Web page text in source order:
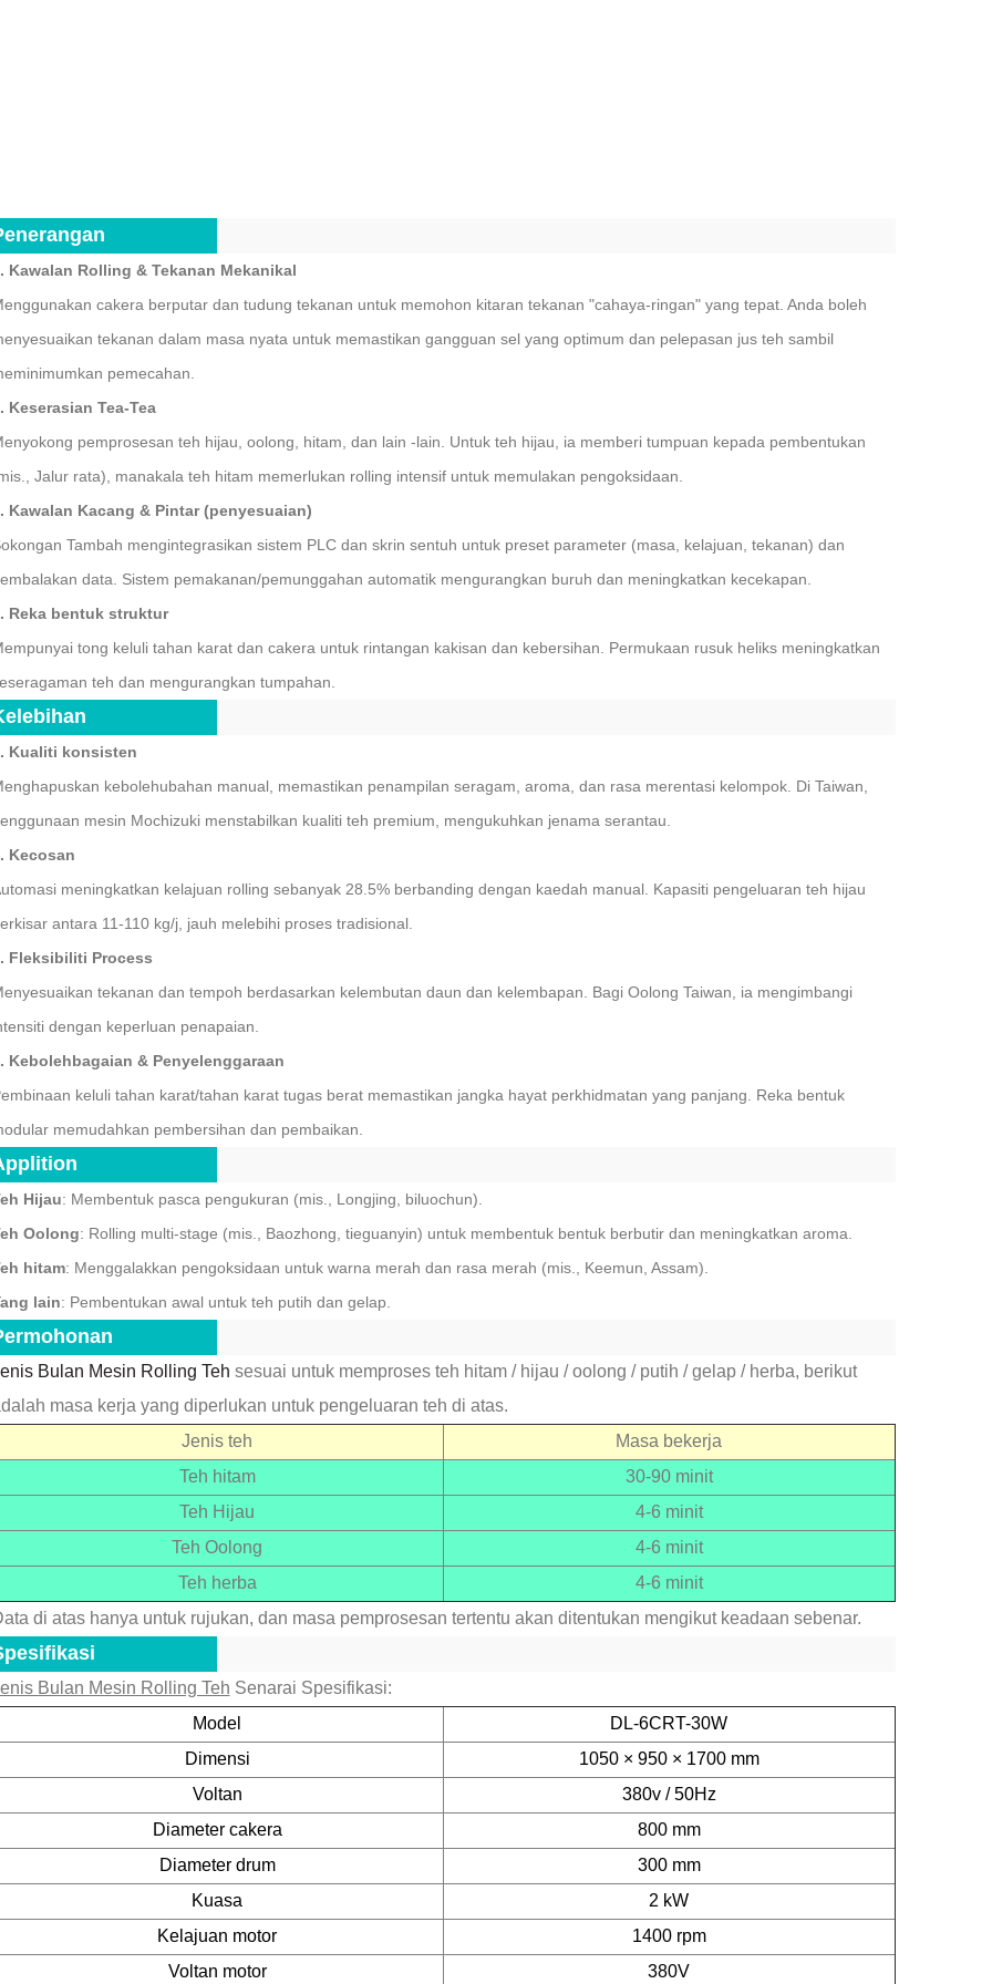
2026-08-04 16:16:30
Kawalan Rolling & Tekanan Mekanikal
cakera berputar dan tudung tekanan untuk memohon kitaran tekanan "cahaya-ringan" yang tepat. Anda boleh
tekanan dalam masa nyata untuk memastikan gangguan sel yang optimum dan pelepasan jus teh sambil
pemecahan.
Keserasian Tea-Tea
pemprosesan teh hijau, oolong, hitam, dan lain -lain. Untuk teh hijau, ia memberi tumpuan kepada pembentukan
Jalur rata), manakala teh hitam memerlukan rolling intensif untuk memulakan pengoksidaan.
Kawalan Kacang & Pintar (penyesuaian)
Tambah mengintegrasikan sistem PLC dan skrin sentuh untuk preset parameter (masa, kelajuan, tekanan) dan
data. Sistem pemakanan/pemunggahan automatik mengurangkan buruh dan meningkatkan kecekapan.
Reka bentuk struktur
tong keluli tahan karat dan cakera untuk rintangan kakisan dan kebersihan. Permukaan rusuk heliks meningkatkan
teh dan mengurangkan tumpahan.
Kualiti konsisten
kebolehubahan manual, memastikan penampilan seragam, aroma, dan rasa merentasi kelompok. Di Taiwan,
mesin Mochizuki menstabilkan kualiti teh premium, mengukuhkan jenama serantau.
Kecosan
meningkatkan kelajuan rolling sebanyak 28.5% berbanding dengan kaedah manual. Kapasiti pengeluaran teh hijau
antara 11-110 kg/j, jauh melebihi proses tradisional.
Fleksibiliti Process
tekanan dan tempoh berdasarkan kelembutan daun dan kelembapan. Bagi Oolong Taiwan, ia mengimbangi
dengan keperluan penapaian.
Kebolehbagaian & Penyelenggaraan
keluli tahan karat/tahan karat tugas berat memastikan jangka hayat perkhidmatan yang panjang. Reka bentuk
memudahkan pembersihan dan pembaikan.
Hijau: Membentuk pasca pengukuran (mis., Longjing, biluochun).
Oolong: Rolling multi-stage (mis., Baozhong, tieguanyin) untuk membentuk bentuk berbutir dan meningkatkan aroma.
hitam: Menggalakkan pengoksidaan untuk warna merah dan rasa merah (mis., Keemun, Assam).
lain: Pembentukan awal untuk teh putih dan gelap.
Bulan Mesin Rolling Teh sesuai untuk memproses teh hitam / hijau / oolong / putih / gelap / herba, berikut
masa kerja yang diperlukan untuk pengeluaran teh di atas.
Jenis teh
Masa bekerja
Teh hitam
30-90 minit
Teh Hijau
4-6 minit
Teh Oolong
4-6 minit
Teh herba
4-6 minit
di atas hanya untuk rujukan, dan masa pemprosesan tertentu akan ditentukan mengikut keadaan sebenar.
Bulan Mesin Rolling Teh Senarai Spesifikasi:
Model
DL-6CRT-30W
Dimensi
1050 × 950 × 1700 mm
Voltan
380v / 50Hz
Diameter cakera
800 mm
Diameter drum
300 mm
Kuasa
2 kW
Kelajuan motor
1400 rpm
Voltan motor
380V